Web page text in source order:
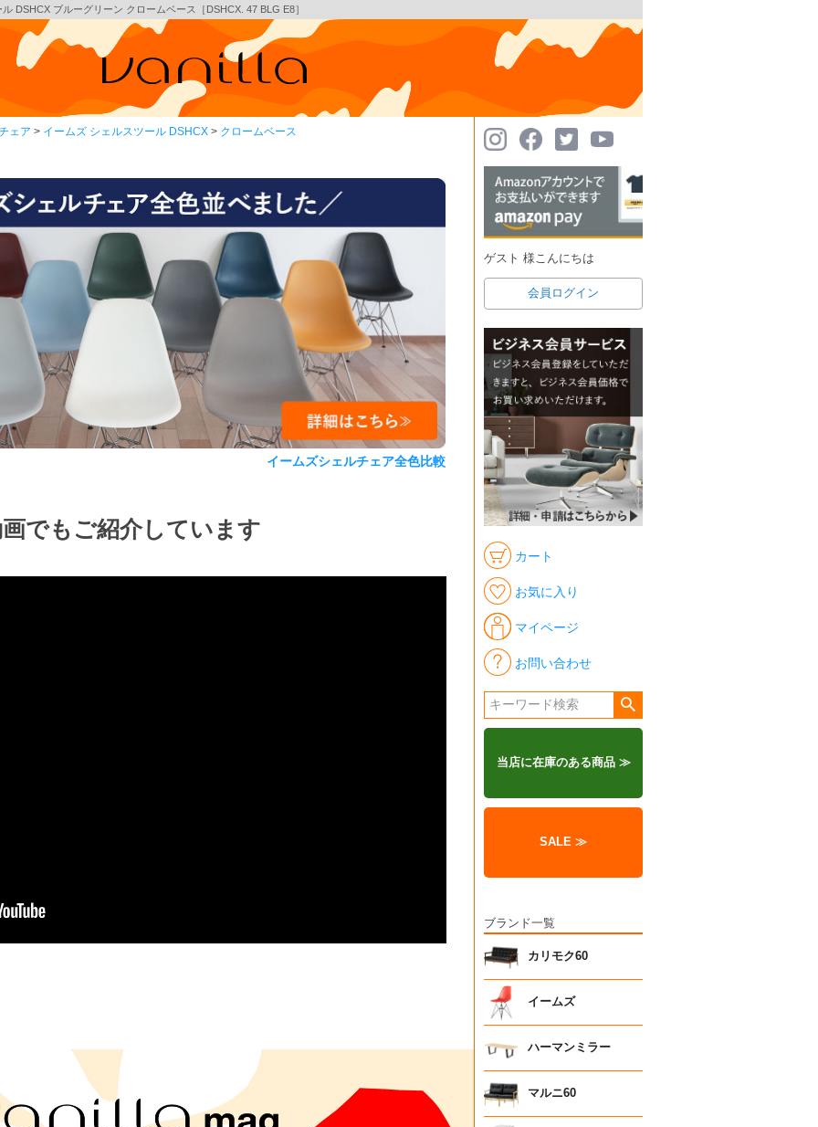
DSHCX ブルーグリーン クロームベース［DSHCX. 47 BLG E8］
ェア イームズ シェルスツール DSHCX クロームベース
イームズシェルチェア全色比較
でもご紹介しています
ゲスト 様こんにちは
会員ログイン
カート
お気に入り
マイページ
お問い合わせ
当店に在庫のある商品 ≫
SALE ≫
ブランド一覧
カリモク60
イームズ
ハーマンミラー
マルニ60